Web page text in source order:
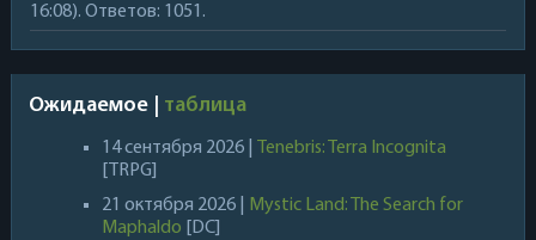
16:08). Ответов: 1051.
Ожидаемое | таблица
14 сентября 2026 |
Tenebris: Terra Incognita
[TRPG]
21 октября 2026 |
Mystic Land: The Search for
Maphaldo
[DC]